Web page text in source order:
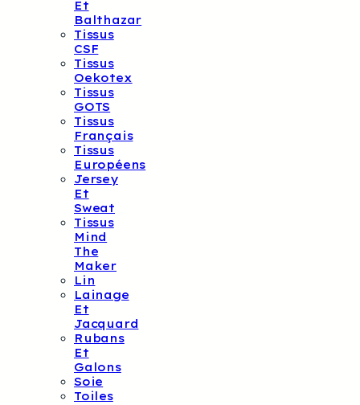
Et
Balthazar
Tissus
CSF
Tissus
Oekotex
Tissus
GOTS
Tissus
Français
Tissus
Européens
Jersey
Et
Sweat
Tissus
Mind
The
Maker
Lin
Lainage
Et
Jacquard
Rubans
Et
Galons
Soie
Toiles